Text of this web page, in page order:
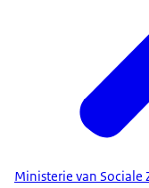
Ministerie van Sociale